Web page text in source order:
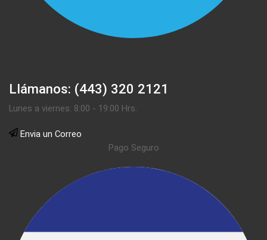
Llámanos: (443) 320 2121
Lunes a viernes: 8:00 - 19:00 Hrs.
Envia un Correo
Pago Seguro